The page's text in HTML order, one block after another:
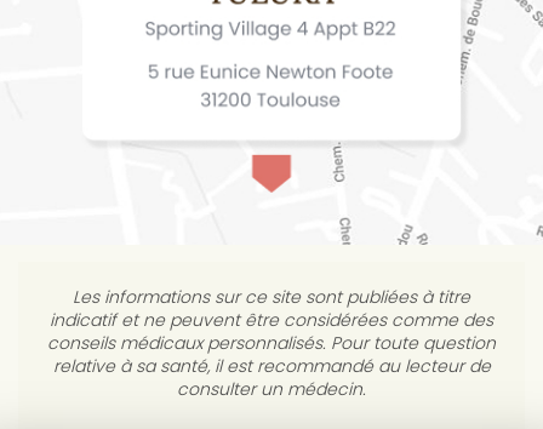
Les informations sur ce site sont publiées à titre
indicatif et ne peuvent être considérées comme des
conseils médicaux personnalisés. Pour toute question
relative à sa santé, il est recommandé au lecteur de
consulter un médecin.